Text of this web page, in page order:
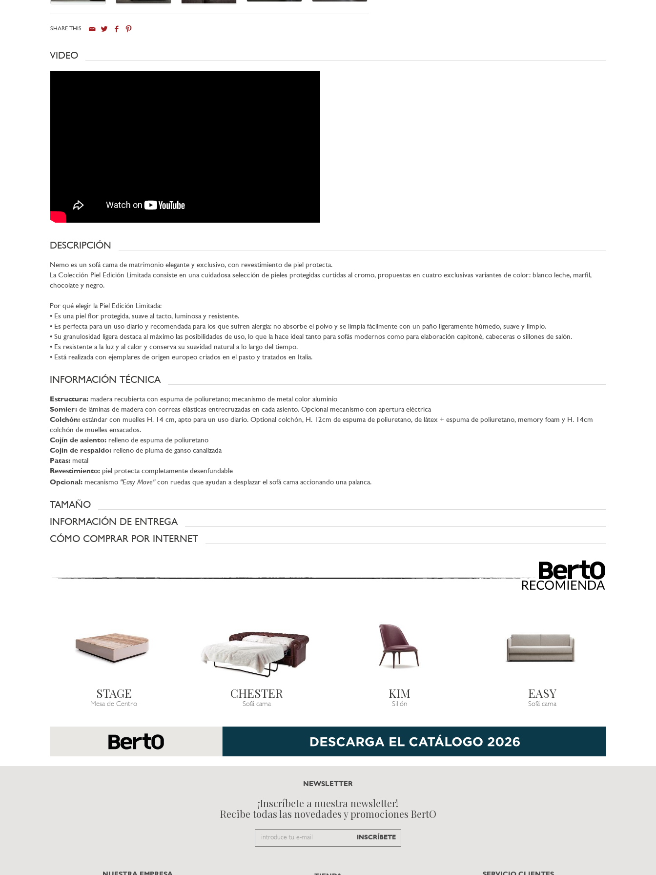
SHARE THIS
VIDEO
DESCRIPCIÓN
Nemo es un sofá cama de matrimonio elegante y exclusivo, con revestimiento de piel protecta.
La Colección Piel Edición Limitada consiste en una cuidadosa selección de pieles protegidas curtidas al cromo, propuestas en cuatro exclusivas variantes de color: blanco leche, marfil,
chocolate y negro.
Por qué elegir la Piel Edición Limitada:
• Es una piel flor protegida, suave al tacto, luminosa y resistente.
• Es perfecta para un uso diario y recomendada para los que sufren alergia: no absorbe el polvo y se limpia fácilmente con un paño ligeramente húmedo, suave y limpio.
• Su granulosidad ligera destaca al máximo las posibilidades de uso, lo que la hace ideal tanto para sofás modernos como para elaboración capitoné, cabeceras o sillones de salón.
• Es resistente a la luz y al calor y conserva su suavidad natural a lo largo del tiempo.
• Está realizada con ejemplares de origen europeo criados en el pasto y tratados en Italia.
INFORMACIÓN TÉCNICA
Estructura: madera recubierta con espuma de poliuretano; mecanismo de metal color aluminio
Somier: de láminas de madera con correas elásticas entrecruzadas en cada asiento. Opcional mecanismo con apertura eléctrica
Colchón: estándar con muelles H. 14 cm, apto para un uso diario. Optional colchón, H. 12cm de espuma de poliuretano, de látex + espuma de poliuretano, memory foam y H. 14cm
colchón de muelles ensacados.
Cojín de asiento: relleno de espuma de poliuretano
Cojín de respaldo: relleno de pluma de ganso canalizada
Patas: metal
Revestimiento: piel protecta completamente desenfundable
Opcional: mecanismo "Easy Move"con ruedas que ayudan a desplazar el sofá cama accionando una palanca.
TAMAÑO
INFORMACIÓN DE ENTREGA
CÓMO COMPRAR POR INTERNET
STAGE
Mesa de Centro
CHESTER
Sofá cama
KIM
Sillón
EASY
Sofá cama
NEWSLETTER
¡Inscríbete a nuestra newsletter!
Recibe todas las novedades y promociones BertO
Email
INSCRÍBETE